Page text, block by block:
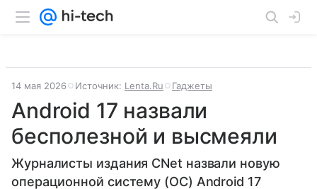
14 мая 2026 Источник: Lenta.Ru Гаджеты
Android 17 назвали
бесполезной и высмеяли
Журналисты издания CNet назвали новую
операционной систему (ОС) Android 17